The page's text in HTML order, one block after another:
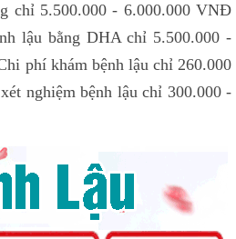
chỉ 5.500.000 - 6.000.000 VNĐ
lậu bằng DHA chỉ 5.500.000 -
phí khám bệnh lậu chỉ 260.000
nghiệm bệnh lậu chỉ 300.000 -